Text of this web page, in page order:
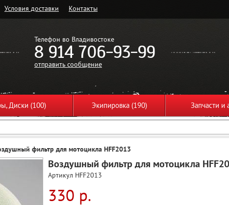
Условия доставки Контакты
Телефон во Владивостоке
8 914 706-93-99
отправить сообщение
Диски (100) Экипировка (190) Запчасти и
фильтр для мотоцикла HFF2013
Воздушный фильтр для мотоцикла
Артикул HFF2013
330 р.